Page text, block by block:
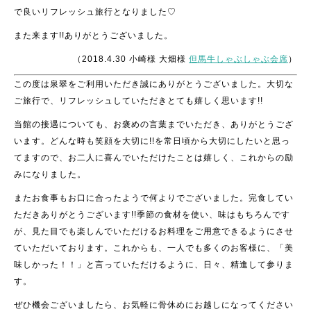
で良いリフレッシュ旅行となりました♡
また来ます!!ありがとうございました。
（2018.4.30 小崎様 大畑様 但馬牛しゃぶしゃぶ会席 ）
この度は泉翠をご利用いただき誠にありがとうございました。大切な
ご旅行で、リフレッシュしていただきとても嬉しく思います!!
当館の接遇についても、お褒めの言葉までいただき、ありがとうござ
います。どんな時も笑顔を大切に!!を常日頃から大切にしたいと思っ
てますので、お二人に喜んでいただけたことは嬉しく、これからの励
みになりました。
またお食事もお口に合ったようで何よりでございました。完食してい
ただきありがとうございます!!季節の食材を使い、味はもちろんです
が、見た目でも楽しんでいただけるお料理をご用意できるようにさせ
ていただいております。これからも、一人でも多くのお客様に、「美
味しかった！！」と言っていただけるように、日々、精進して参りま
す。
ぜひ機会ございましたら、お気軽に骨休めにお越しになってください